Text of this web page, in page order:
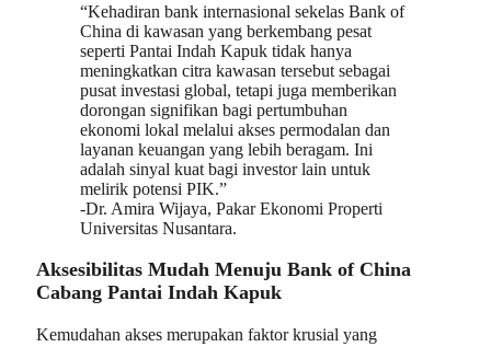
“Kehadiran bank internasional sekelas Bank of
China di kawasan yang berkembang pesat
seperti Pantai Indah Kapuk tidak hanya
meningkatkan citra kawasan tersebut sebagai
pusat investasi global, tetapi juga memberikan
dorongan signifikan bagi pertumbuhan
ekonomi lokal melalui akses permodalan dan
layanan keuangan yang lebih beragam. Ini
adalah sinyal kuat bagi investor lain untuk
melirik potensi PIK.”
-Dr. Amira Wijaya, Pakar Ekonomi Properti
Universitas Nusantara.
Aksesibilitas Mudah Menuju Bank of China
Cabang Pantai Indah Kapuk
Kemudahan akses merupakan faktor krusial yang